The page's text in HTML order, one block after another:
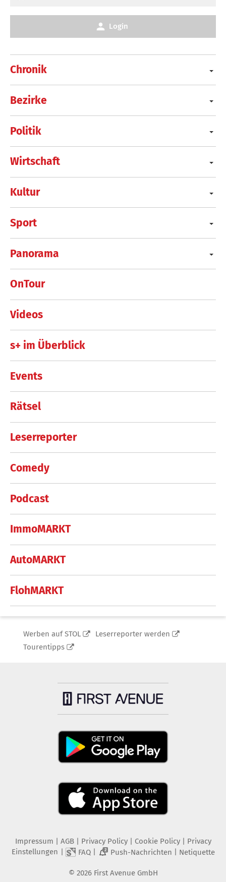
Chronik
Bezirke
Politik
Wirtschaft
Kultur
Sport
Panorama
OnTour
Videos
s+ im Überblick
Events
Rätsel
Leserreporter
Comedy
Podcast
ImmoMARKT
AutoMARKT
FlohMARKT
Login
Werben auf STOL
Leserreporter werden
Tourentipps
Impressum | AGB | Privacy Policy| Cookie Policy| Privacy
Einstellungen | FAQ| 2 Push-Nachrichten | Netiquette
© 2026 First Avenue GmbH